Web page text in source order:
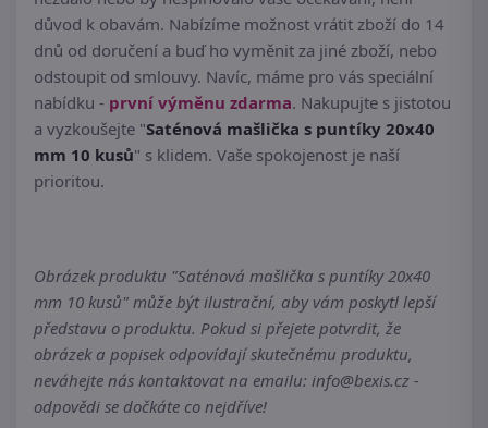
důvod k obavám. Nabízíme možnost vrátit zboží do 14
dnů od doručení a buď ho vyměnit za jiné zboží, nebo
odstoupit od smlouvy. Navíc, máme pro vás speciální
nabídku - první výměnu zdarma. Nakupujte s jistotou
a vyzkoušejte "Saténová mašlička s puntíky 20x40
mm 10 kusů" s klidem. Vaše spokojenost je naší
prioritou.
Obrázek produktu "Saténová mašlička s puntíky 20x40
mm 10 kusů" může být ilustrační, aby vám poskytl lepší
představu o produktu. Pokud si přejete potvrdit, že
obrázek a popisek odpovídají skutečnému produktu,
neváhejte nás kontaktovat na emailu: info@bexis.cz -
odpovědi se dočkáte co nejdříve!